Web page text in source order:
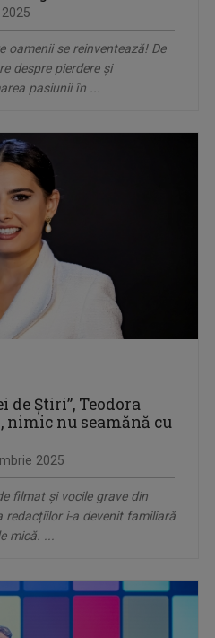
oamenii se reinventează! De
despre pierdere și
pasiunii în ...
de Ştiri”, Teodora
nimic nu seamănă cu
2025
filmat și vocile grave din
redacțiilor i-a devenit familiară
mică. ...